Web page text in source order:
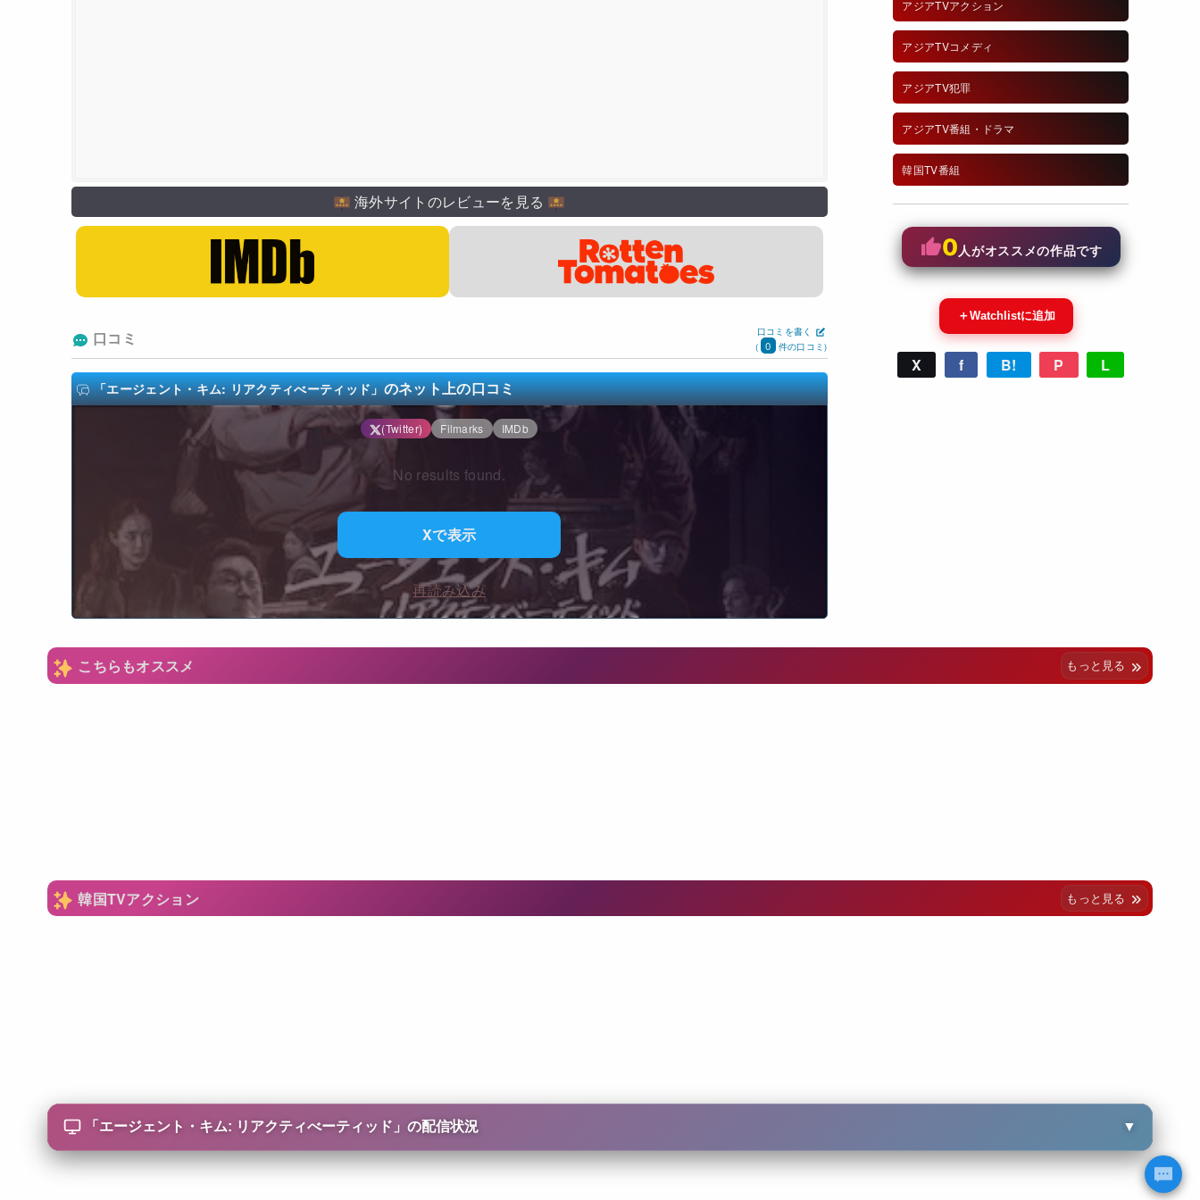
海外サイトのレビューを見る
口コミ
口コミを書く
(
0 件の口コミ)
「エージェント・キム: リアクティべーティッド」のネット上の口コミ
(Twitter) Filmarks IMDb
No results found.
Xで表示
再読み込み
アジアTVアクション
アジアTVコメディ
アジアTV犯罪
アジアTV番組・ドラマ
韓国TV番組
0人がオススメの作品です
＋Watchlistに追加
X f B! P L
こちらもオススメ もっと見る
韓国TVアクション もっと見る
「 エージェント・キム: リアクティべーティッド 」の配信状況 ▼